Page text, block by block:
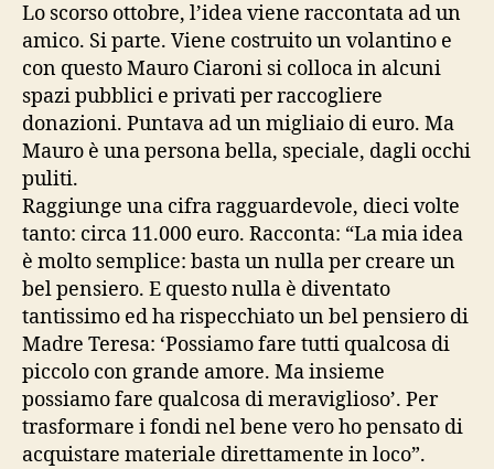
Lo scorso ottobre, l’idea viene raccontata ad un
amico. Si parte. Viene costruito un volantino e
con questo Mauro Ciaroni si colloca in alcuni
spazi pubblici e privati per raccogliere
donazioni. Puntava ad un migliaio di euro. Ma
Mauro è una persona bella, speciale, dagli occhi
puliti.
Raggiunge una cifra ragguardevole, dieci volte
tanto: circa 11.000 euro. Racconta: “La mia idea
è molto semplice: basta un nulla per creare un
bel pensiero. E questo nulla è diventato
tantissimo ed ha rispecchiato un bel pensiero di
Madre Teresa: ‘Possiamo fare tutti qualcosa di
piccolo con grande amore. Ma insieme
possiamo fare qualcosa di meraviglioso’. Per
trasformare i fondi nel bene vero ho pensato di
acquistare materiale direttamente in loco”.